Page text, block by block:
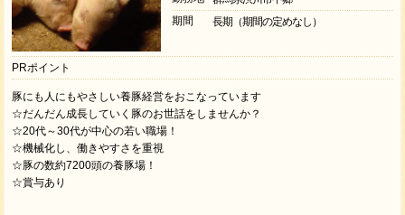
期間
長期（期間の定めなし）
PRポイント
豚にも人にもやさしい養豚経営をおこなっています
☆だんだん成長していく豚のお世話をしませんか？
☆20代～30代が中心の若い職場！
☆機械化し、働きやすさを重視
☆豚の数約7200頭の養豚場！
☆賞与あり